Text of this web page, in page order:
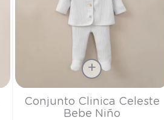
Talla
Conjunto Clinica Celeste
Bebe Niño